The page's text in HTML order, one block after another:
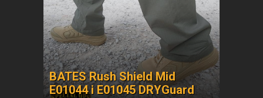
BATES Rush Shield Mid
E01044 i E01045 DRYGuard